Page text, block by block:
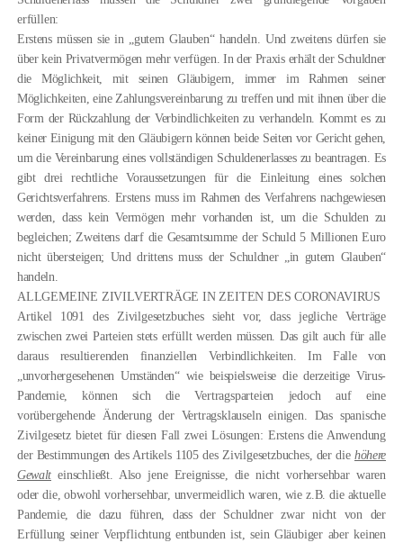
erfüllen:
Erstens müssen sie in „gutem Glauben“ handeln. Und zweitens dürfen sie
über kein Privatvermögen mehr verfügen. In der Praxis erhält der Schuldner
die Möglichkeit, mit seinen Gläubigern, immer im Rahmen seiner
Möglichkeiten, eine Zahlungsvereinbarung zu treffen und mit ihnen über die
Form der Rückzahlung der Verbindlichkeiten zu verhandeln. Kommt es zu
keiner Einigung mit den Gläubigern können beide Seiten vor Gericht gehen,
um die Vereinbarung eines vollständigen Schuldenerlasses zu beantragen. Es
gibt drei rechtliche Voraussetzungen für die Einleitung eines solchen
Gerichts­verfahrens. Erstens muss im Rahmen des Verfahrens nachgewiesen
werden, dass kein Vermögen mehr vorhanden ist, um die Schulden zu
begleichen; Zweitens darf die Gesamtsumme der Schuld 5 Millionen Euro
nicht übersteigen; Und drittens muss der Schuldner „in gutem Glauben“
handeln.
ALLGEMEINE ZIVILVERTRÄGE IN ZEITEN DES CORONAVIRUS
Artikel 1091 des Zivilgesetzbuches sieht vor, dass jegliche Verträge
zwischen zwei Parteien stets erfüllt werden müssen. Das gilt auch für alle
daraus resultierenden finanziellen Verbindlichkeiten. Im Falle von
„unvorhergesehenen Umständen“ wie beispielsweise die derzeitige Virus-
Pandemie, können sich die Vertragsparteien jedoch auf eine
vorübergehende Änderung der Vertragsklauseln einigen. Das spanische
Zivilgesetz bietet für diesen Fall zwei Lösungen: Erstens die Anwendung
der Bestimmungen des Artikels 1105 des Zivilgesetzbuches, der die höhere
Gewalt einschließt. Also jene Ereignisse, die nicht vorhersehbar waren
oder die, obwohl vorhersehbar, unvermeidlich waren, wie z.B. die aktuelle
Pandemie, die dazu führen, dass der Schuldner zwar nicht von der
Erfüllung seiner Verpflichtung entbunden ist, sein Gläubiger aber keinen